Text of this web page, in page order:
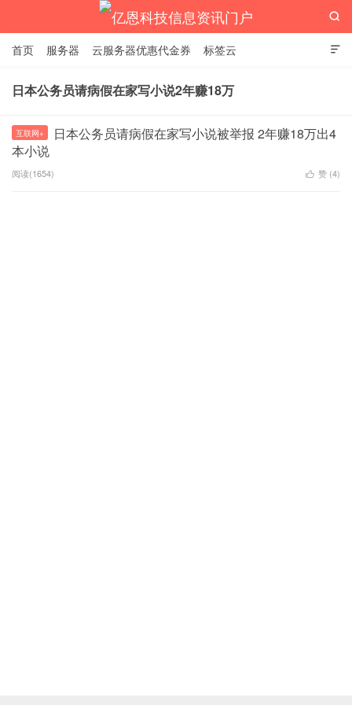
亿恩科技信息资讯门户

首页 服务器 云服务器优惠代金券 标签云

日本公务员请病假在家写小说2年赚18万
互联网+
日本公务员请病假在家写小说被举报 2年赚18万出4
本小说
阅读(1654)  赞 (4)